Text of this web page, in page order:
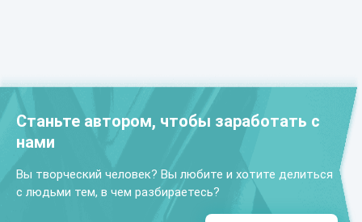
Станьте автором, чтобы заработать с
нами
Вы творческий человек? Вы любите и хотите делиться
с людьми тем, в чем разбираетесь?